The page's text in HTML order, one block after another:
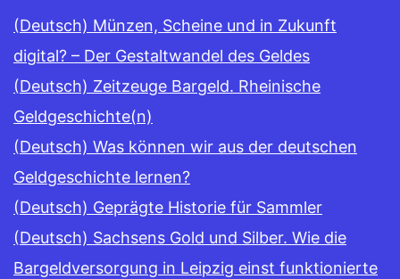
(Deutsch) Münzen, Scheine und in Zukunft
digital? – Der Gestaltwandel des Geldes
(Deutsch) Zeitzeuge Bargeld. Rheinische
Geldgeschichte(n)
(Deutsch) Was können wir aus der deutschen
Geldgeschichte lernen?
(Deutsch) Geprägte Historie für Sammler
(Deutsch) Sachsens Gold und Silber. Wie die
Bargeldversorgung in Leipzig einst funktionierte